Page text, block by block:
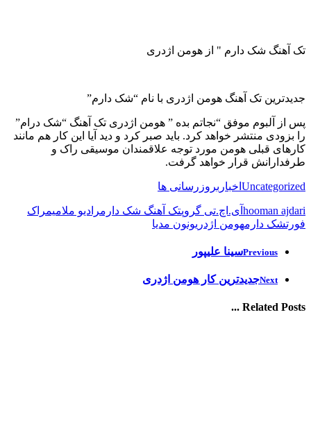
تک آهنگ شک دارم " از هومن اژدری
جدیدترین تک آهنگ هومن اژدری با نام “شک دارم”
پس از آلبوم موفق “نجاتم بده ” هومن اژدری تک آهنگ “شک درام”
را بزودی منتشر خواهد کرد. باید صبر کرد و دید آیا این کار هم مانند
کارهای قبلی هومن مورد توجه علاقمندان موسیقی راک و
طرفدارانش قرار خواهد گرفت.
Uncategorized اخبار بروزرسانی ها
hooman ajdari آی.اچ.تی گروپتک آهنگ شک دارمرادیو ملامیمراک
فورتشک دارمهومن اژدریونون مدیا
Previousسینا علیپور
Nextجدیدترین کار هومن اژدری
Related Posts ...